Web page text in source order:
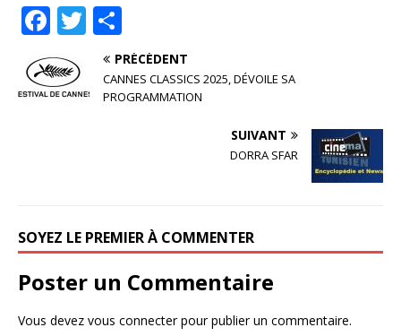
F
a
c
e
T
w
it
te
ar
ta
g
PRÉCÉDENT
CANNES CLASSICS 2025, DÉVOILE SA
PROGRAMMATION
SUIVANT
DORRA SFAR
SOYEZ LE PREMIER À COMMENTER
Poster un Commentaire
Vous devez vous connecterpour publier un commentaire.